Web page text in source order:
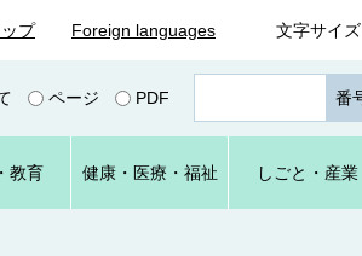
プ Foreign languages 文字サイズ
ページ PDF
ジ
番
号
を
・教育 健康・ 医療・ 福祉 しごと ・産業